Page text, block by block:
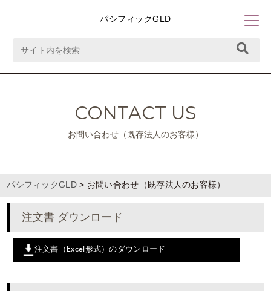
パシフィックGLD
CONTACT US
お問い合わせ（既存法人のお客様）
パシフィックGLD> お問い合わせ（既存法人のお客様）
注文書 ダウンロード
注文書（Excel形式）のダウンロード